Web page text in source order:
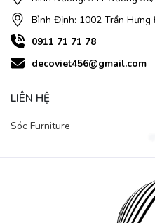
Bình Định: 1002 Trần
0911 71 71 78
decoviet456@gmail.com
LIÊN HỆ
Sóc Furniture